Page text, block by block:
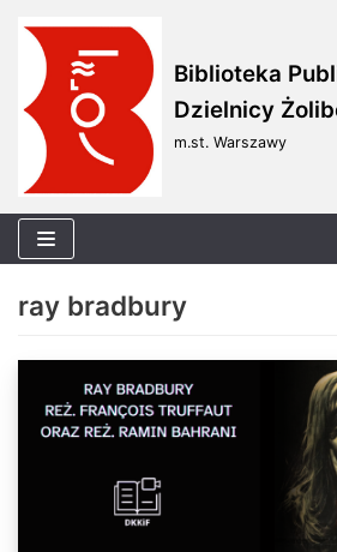
Skocz
do
treści
Biblioteka
Dzielnicy
m.st. Warszawy
ray bradbury